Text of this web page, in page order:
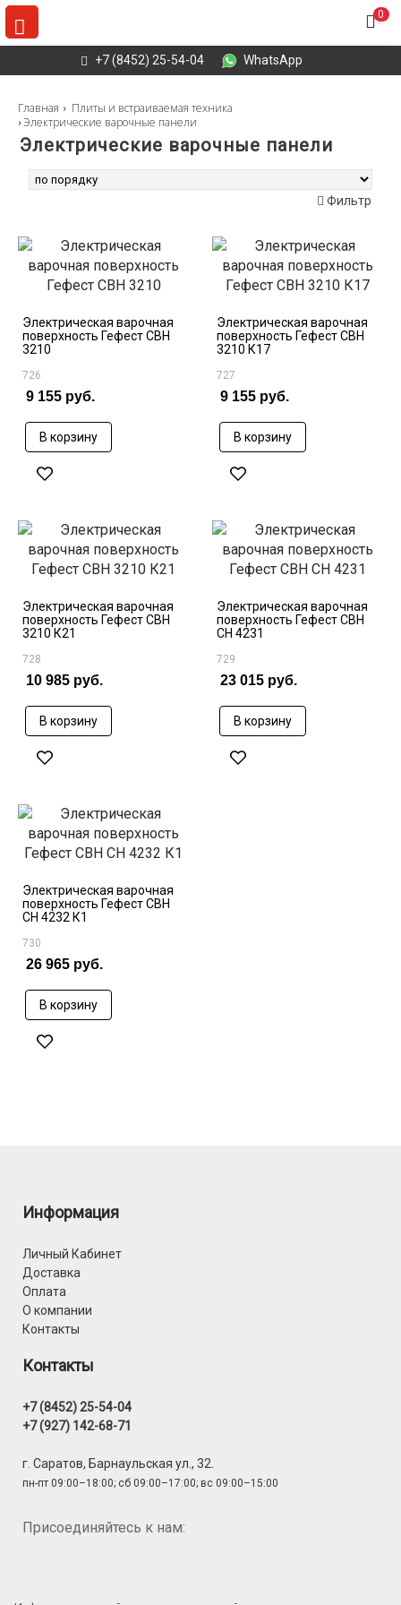
+7 (8452) 25-54-04 WhatsApp
0
Главная
Плиты и встраиваемая техника
Электрические варочные панели
Электрические варочные панели
Фильтр
Найдено5товаров
Электрическая варочная
поверхность Гефест СВН
3210
726
9 155 руб.
В корзину
Электрическая варочная
поверхность Гефест СВН
3210 К17
727
9 155 руб.
В корзину
Электрическая варочная
поверхность Гефест СВН
3210 К21
728
10 985 руб.
В корзину
Электрическая варочная
поверхность Гефест СВН
СН 4231
729
23 015 руб.
В корзину
Электрическая варочная
поверхность Гефест СВН
СН 4232 К1
730
26 965 руб.
В корзину
Информация
Личный Кабинет
Доставка
Оплата
О компании
Контакты
Контакты
+7 (8452) 25-54-04
+7 (927) 142-68-71
г. Саратов, Барнаульская ул., 32.
пн-пт 09:00–18:00; сб 09:00–17:00; вс 09:00–15:00
Присоединяйтесь к нам: